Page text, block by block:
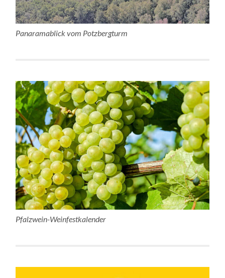
Panaramablick vom Potzbergturm
Pfalzwein-Weinfestkalender